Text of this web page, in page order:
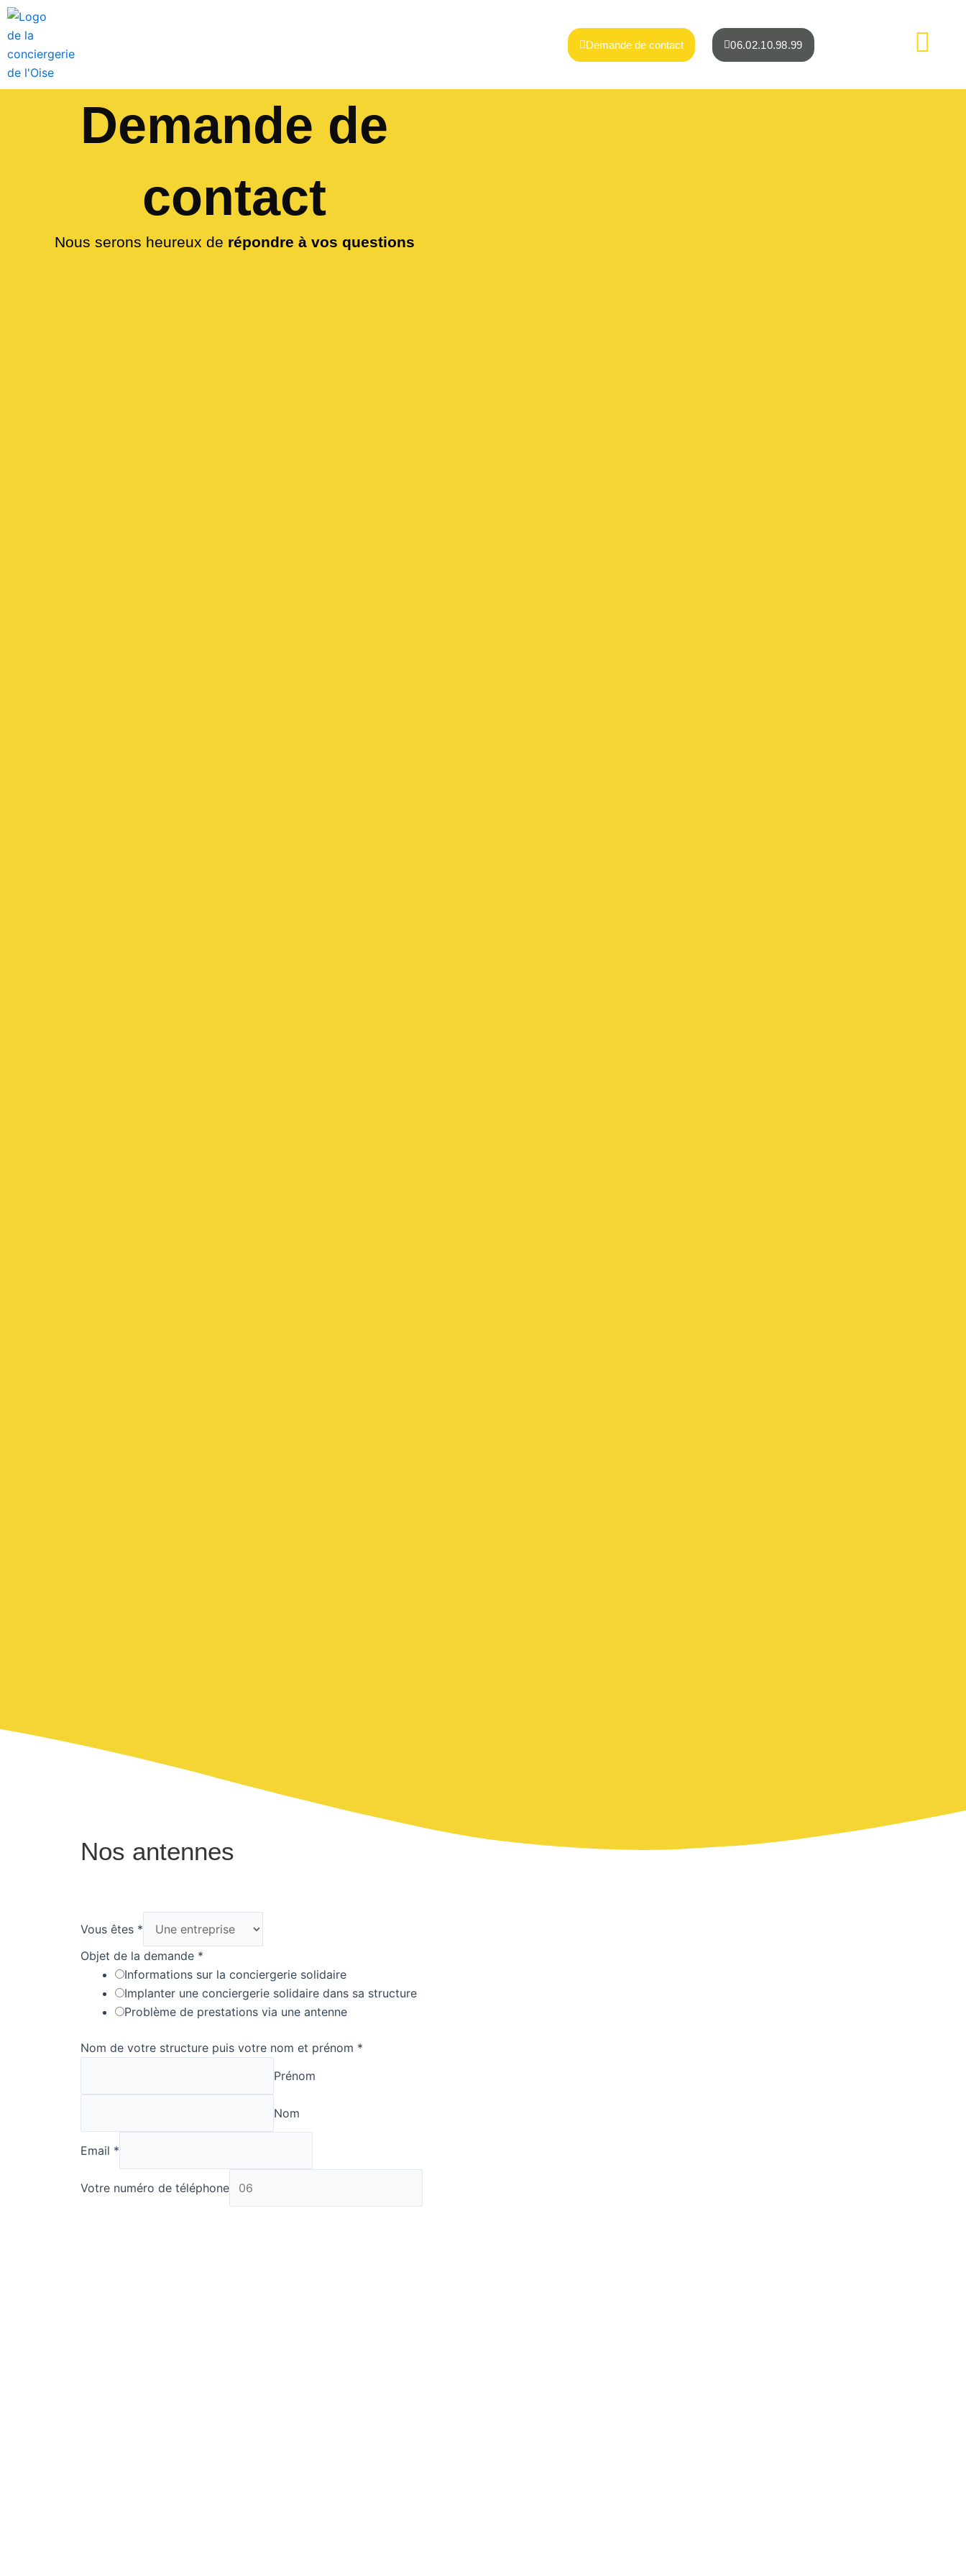
Aller
contenu
Demande de contact 06.02.10.98.99
Demande de
contact
Nous serons heureux de répondre à vos questions
Nos antennes
Vous êtes *
Objet de la demande *
Informations sur la conciergerie solidaire
Implanter une conciergerie solidaire dans sa structure
Problème de prestations via une antenne
Nom de votre structure puis votre nom et prénom *
Prénom
Nom
Email *
Votre numéro de téléphone